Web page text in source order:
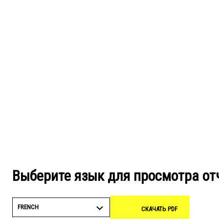
Выберите язык для просмотра
FRENCH СКАЧАТЬ PDF